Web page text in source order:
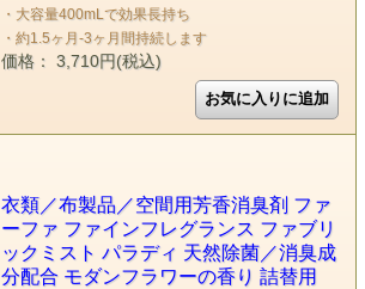
・大容量400mLで効果長持ち
・約1.5ヶ月-3ヶ月間持続します
価格： 3,710円(税込)
衣類／布製品／空間用芳香消臭剤 ファ
ーファ ファインフレグランス ファブリ
ックミスト パラディ 天然除菌／消臭成
分配合 モダンフラワーの香り 詰替用